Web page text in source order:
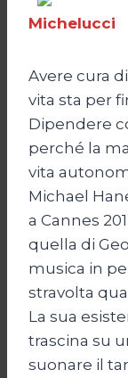
Michelucci
Avere cura
vita sta per
Dipendere
perché la
vita
Michael
a Cannes
quella di
musica in
stravolta
La sua
trascina su
suonare il